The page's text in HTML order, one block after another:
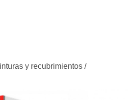
y recubrimientos /